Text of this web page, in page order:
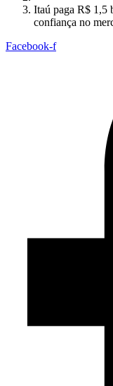
Itaú paga R$ 1,5
confiança no
Facebook-f